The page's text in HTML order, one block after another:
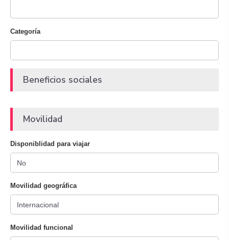
Categoría
Beneficios sociales
Movilidad
Disponiblidad para viajar
Movilidad geográfica
Movilidad funcional